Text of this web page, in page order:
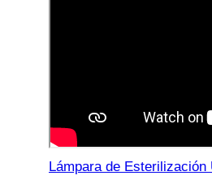
Lámpara de Esterilización